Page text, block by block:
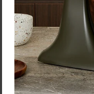
Silampos Súprava
silikónových úchytiek na
riad 2-dielna
6,10 €
Zľava:-30 %
Cena: 4,27 €s DPH
Do 14 dní